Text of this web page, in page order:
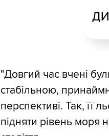
"Довгий час вчені
стабільною,
перспективі. Так, її
підняти рівень моря